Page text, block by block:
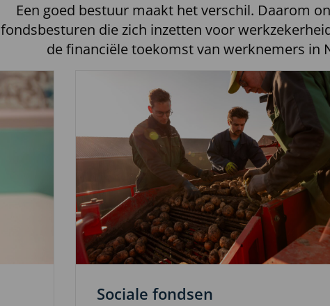
Een goed bestuur maakt het verschil. Daarom
fondsbesturen die zich inzetten voor
de financiële toekomst van werknemers in
Sociale fondsen